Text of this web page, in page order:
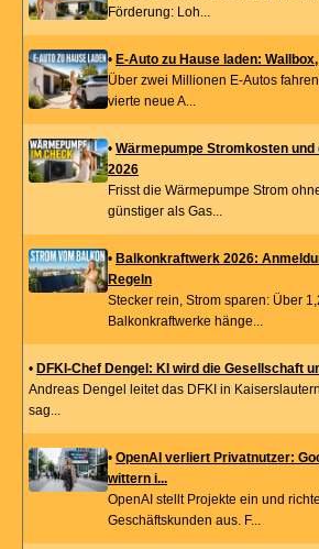
Förderung: Loh...
• E-Auto zu Hause laden:
Über zwei Millionen E-Autos
vierte neue A...
• Wärmepumpe Stromkosten
2026
Frisst die Wärmepumpe Strom
günstiger als Gas...
• Balkonkraftwerk 2026:
Regeln
Stecker rein, Strom sparen: Über
Balkonkraftwerke hänge...
• DFKI-Chef Dengel: KI wird die Gesellschaft
Andreas Dengel leitet das DFKI in
sag...
• OpenAI verliert Privatnutzer:
wittern i...
OpenAI stellt Projekte ein und
Geschäftskunden aus. F...